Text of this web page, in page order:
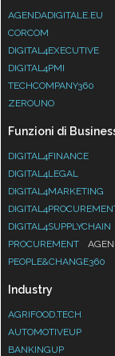
AGENDADIGITALE.EU
CORCOM
DIGITAL4EXECUTIVE
DIGITAL4PMI
TECHCOMPANY360
ZEROUNO
Funzioni di
DIGITAL4FINANCE
DIGITAL4LEGAL
DIGITAL4MARKETING
DIGITAL4SUPPLYCHAIN
PROCUREMENT
PEOPLE&CHANGE360
Industry
AGRIFOOD.TECH
AUTOMOTIVEUP
BANKINGUP